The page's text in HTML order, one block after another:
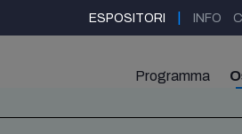
ESPOSITORI INFO
Programma